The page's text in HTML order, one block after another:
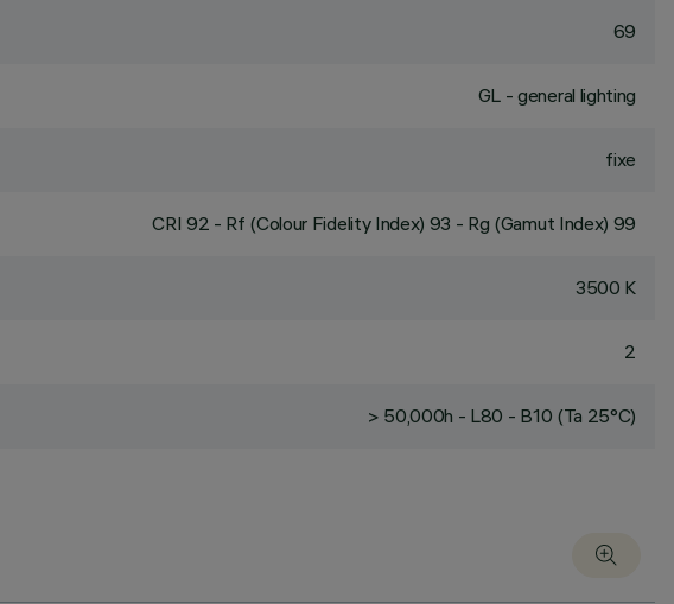
69
GL - general lighting
fixe
CRI 92 - Rf (Colour Fidelity Index) 93 - Rg (Gamut Index) 99
3500 K
2
> 50,000h - L80 - B10 (Ta 25°C)